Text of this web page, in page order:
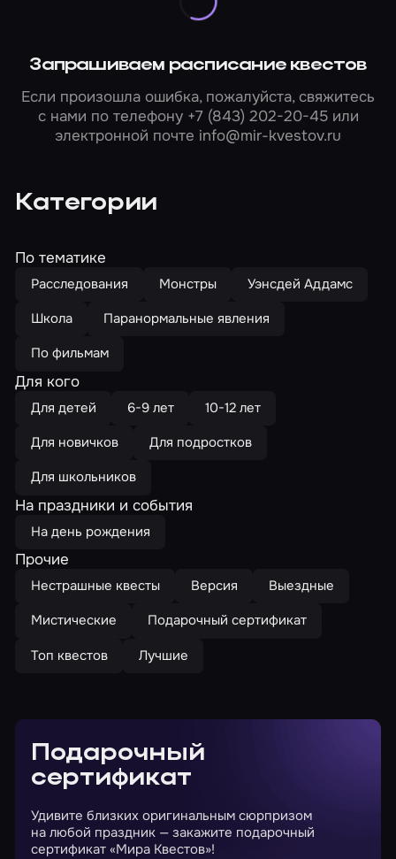
Запрашиваем расписание квестов
Если произошла ошибка, пожалуйста, свяжитесь
с нами по телефону +7 (843) 202-20-45или
электронной почте info@mir-kvestov.ru
Категории
По тематике
Расследования Монстры
Уэнсдей Аддамс
Школа
Паранормальные явления
По фильмам
Для кого
Для детей 6-9 лет
10-12 лет
Для новичков
Для подростков
Для школьников
На праздники и события
На день рождения
Прочие
Нестрашные квесты Версия
Выездные
Мистические
Подарочный сертификат
Топ квестов
Лучшие
Подарочный
сертификат
Удивите близких оригинальным сюрпризом
на любой праздник — закажите подарочный
сертификат «Мира Квестов»!